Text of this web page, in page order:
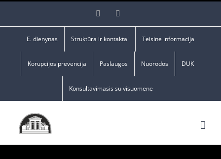
Facebook
E. dienynas Struktūra ir kontaktai Teisinė informacija
Korupcijos prevencija Paslaugos Nuorodos DUK
Konsultavimasis su visuomene